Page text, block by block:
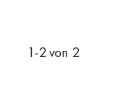
1-2von 2